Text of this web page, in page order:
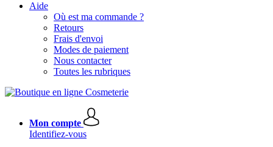
Aide
Où est ma commande ?
Retours
Frais d'envoi
Modes de paiement
Nous contacter
Toutes les rubriques
Mon compte
Identifiez-vous